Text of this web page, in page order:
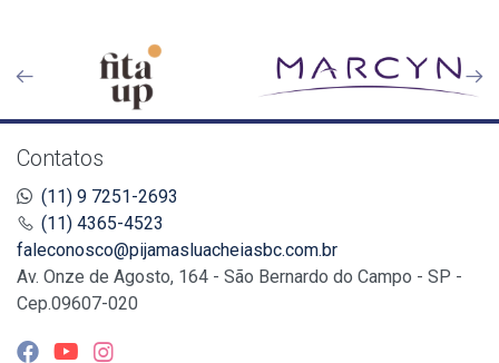
Contatos
(11) 9 7251-2693
(11) 4365-4523
faleconosco@pijamasluacheiasbc.com.br
Av. Onze de Agosto, 164 - São Bernardo do Campo - SP -
Cep.09607-020